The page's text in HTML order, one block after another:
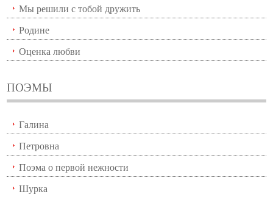
Мы решили с тобой дружить
Родине
Оценка любви
ПОЭМЫ
Галина
Петровна
Поэма о первой нежности
Шурка